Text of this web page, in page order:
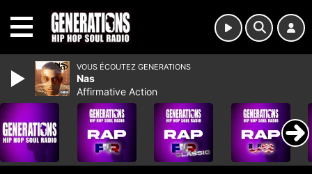
VOUS ÉCOUTEZ GENERATIONS
Nas
Affirmative Action